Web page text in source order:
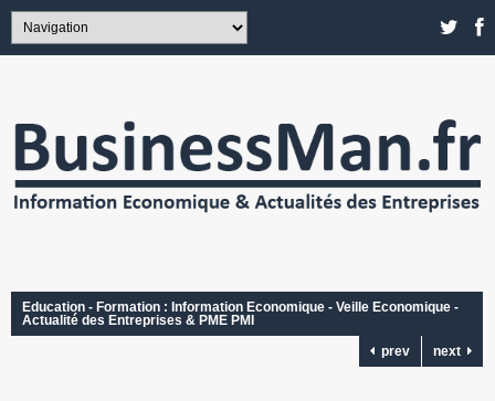
Education - Formation : Information Economique - Veille Economique -
Actualité des Entreprises & PME PMI
prev
next